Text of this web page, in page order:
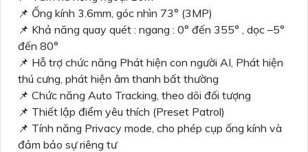
📌 Ống kính 3.6mm, góc nhìn 73° (3MP)
📌 Khả năng quay quét : ngang : 0° đến 355° , dọc –5°
đến 80°
📌 Hỗ trợ chức năng Phát hiện con người AI, Phát hiện
thú cưng, phát hiện âm thanh bất thường
📌 Chức năng Auto Tracking, theo dõi đối tượng
📌 Thiết lập điểm yêu thích (Preset Patrol)
📌 Tính năng Privacy mode, cho phép cụp ống kính và
đảm bảo sự riêng tư